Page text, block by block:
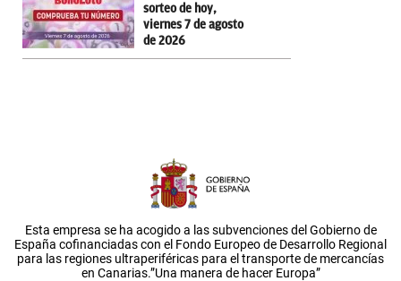
sorteo de hoy,
viernes 7 de agosto
de 2026
Esta empresa se ha acogido a las subvenciones del Gobierno de
España cofinanciadas con el Fondo Europeo de Desarrollo Regional
para las regiones ultraperiféricas para el transporte de mercancías
en Canarias.”Una manera de hacer Europa”